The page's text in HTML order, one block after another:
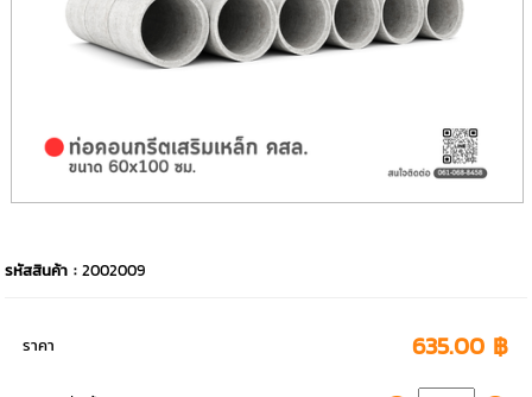
รหัสสินค้า :2002009
ราคา 635.00 ฿